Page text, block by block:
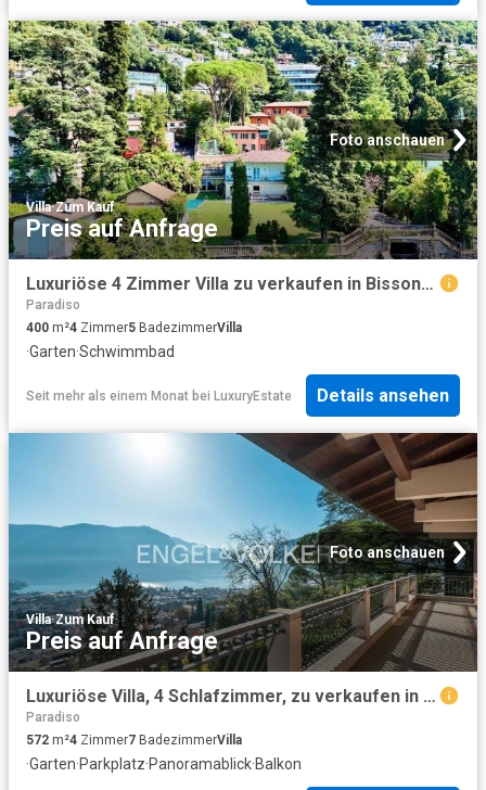
Foto anschauen
Villa·Zum Kauf
Preis auf Anfrage
Luxuriöse 4 Zimmer Villa zu verkaufen in Bissone, Kanton Tessin
Paradiso
400 m²4 Zimmer5 BadezimmerVilla
·Garten·Schwimmbad
Seit mehr als einem Monat bei LuxuryEstate Details ansehen
Foto anschauen
Villa·Zum Kauf
Preis auf Anfrage
Luxuriöse Villa, 4 Schlafzimmer, zu verkaufen in Massagno, Schweiz
Paradiso
572 m²4 Zimmer7 BadezimmerVilla
·Garten·Parkplatz·Panoramablick·Balkon